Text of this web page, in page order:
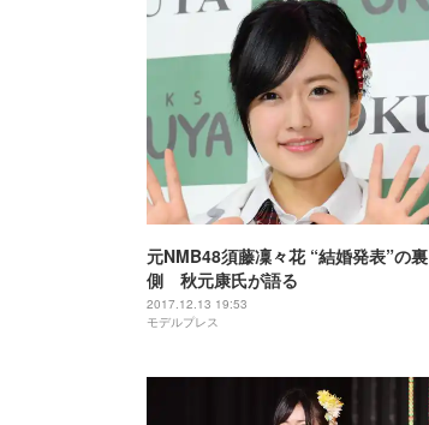
元NMB48須藤凜々花 “結婚発表”の裏
側 秋元康氏が語る
2017.12.13 19:53
モデルプレス